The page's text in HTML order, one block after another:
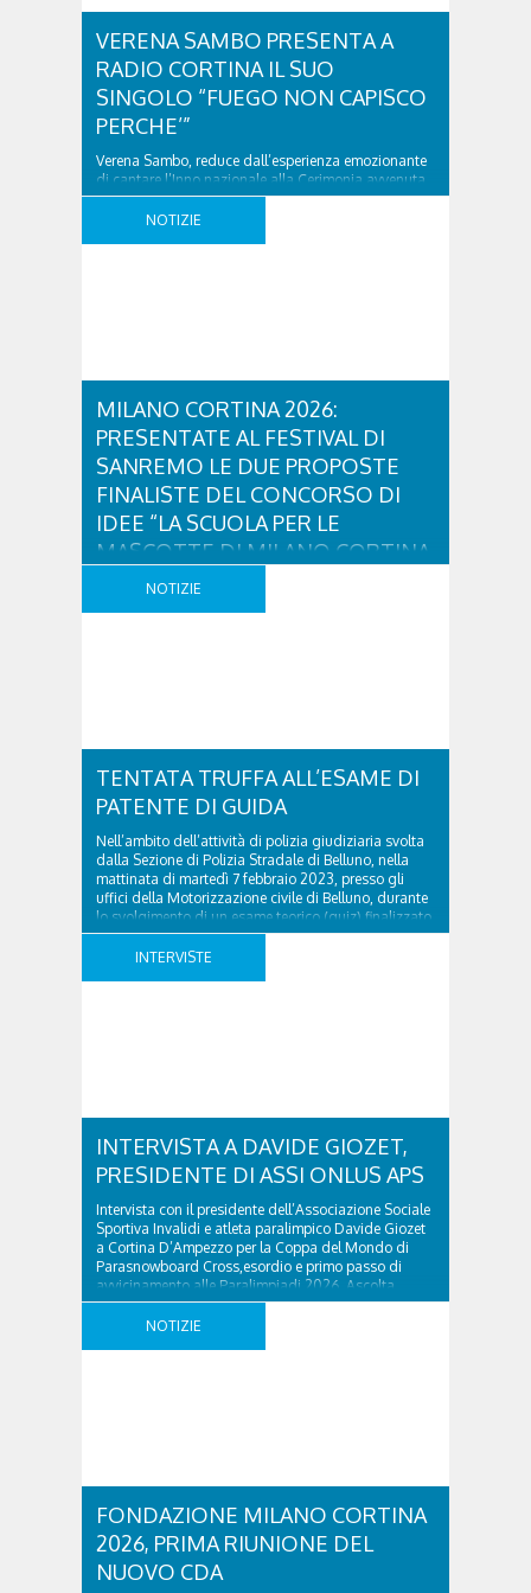
VERENA SAMBO PRESENTA A
RADIO CORTINA IL SUO
SINGOLO “FUEGO NON CAPISCO
PERCHE’”
Verena Sambo, reduce dall’esperienza emozionante
di cantare l’Inno nazionale alla Cerimonia avvenuta
in contemporanea a Milano e Cortina d’Ampezzo per
ricordare i tre anni che mancano alle Olimpiadi e
NOTIZIE
MILANO CORTINA 2026:
PRESENTATE AL FESTIVAL DI
SANREMO LE DUE PROPOSTE
FINALISTE DEL CONCORSO DI
IDEE “LA SCUOLA PER LE
MASCOTTE DI MILANO CORTINA
2026”
Nel corso della seconda serata del Festival di
il Ministero dell’Istruzione e ..
NOTIZIE
TENTATA TRUFFA ALL’ESAME DI
PATENTE DI GUIDA
Nell’ambito dell’attività di polizia giudiziaria svolta
dalla Sezione di Polizia Stradale di Belluno, nella
mattinata di martedì 7 febbraio 2023, presso gli
uffici della Motorizzazione civile di Belluno, durante
lo svolgimento di un esame teorico (quiz) finalizzato
al conseguimento della patente di categoria “B”,
una donna straniera di anni 32, residente nella
INTERVISTE
INTERVISTA A DAVIDE GIOZET,
PRESIDENTE DI ASSI ONLUS APS
Intervista con il presidente dell’Associazione Sociale
Sportiva Invalidi e atleta paralimpico Davide Giozet
a Cortina D’Ampezzo per la Coppa del Mondo di
Parasnowboard Cross,esordio e primo passo di
avvicinamento alle Paralimpiadi 2026. Ascolta
l’intervista realizzata da Nives Milani nel “Gran
Mattino” nel lettore sottostante: INTERVISTA A
NOTIZIE
FONDAZIONE MILANO CORTINA
2026, PRIMA RIUNIONE DEL
NUOVO CDA